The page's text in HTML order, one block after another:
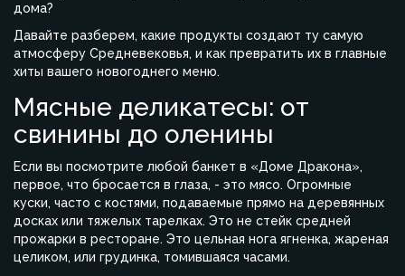
дома?
Давайте разберем, какие продукты создают ту самую
атмосферу Средневековья, и как превратить их в главные
хиты вашего новогоднего меню.
Мясные деликатесы: от
свинины до оленины
Если вы посмотрите любой банкет в «Доме Дракона»,
первое, что бросается в глаза, - это мясо. Огромные
куски, часто с костями, подаваемые прямо на деревянных
досках или тяжелых тарелках. Это не стейк средней
прожарки в ресторане. Это цельная нога ягненка, жареная
целиком, или грудинка, томившаяся часами.